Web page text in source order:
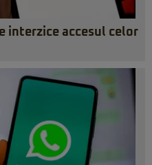
interzice accesul celor